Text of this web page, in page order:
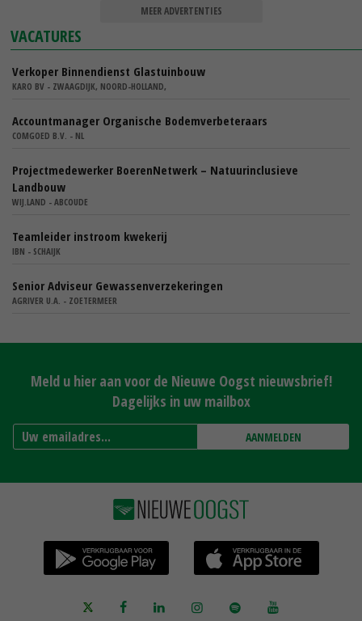
MEER ADVERTENTIES
VACATURES
Verkoper Binnendienst Glastuinbouw
KARO BV - ZWAAGDIJK, NOORD-HOLLAND,
Accountmanager Organische Bodemverbeteraars
COMGOED B.V. - NL
Projectmedewerker BoerenNetwerk – Natuurinclusieve
Landbouw
WIJ.LAND - ABCOUDE
Teamleider instroom kwekerij
IBN - SCHAIJK
Senior Adviseur Gewassenverzekeringen
AGRIVER U.A. - ZOETERMEER
Meld u hier aan voor de Nieuwe Oogst nieuwsbrief!
Dagelijks in uw mailbox
AANMELDEN